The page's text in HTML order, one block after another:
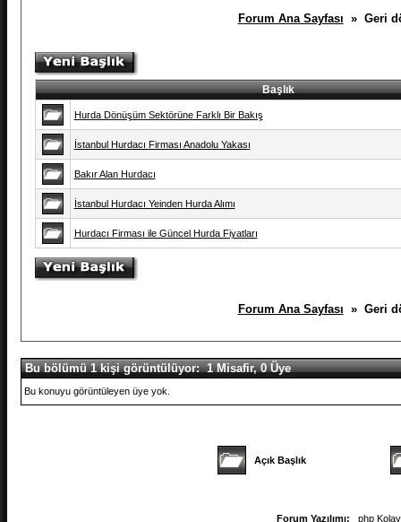
Forum Ana Sayfası » Geri
Başlık
Hurda Dönüşüm Sektörüne Farklı Bir Bakış
İstanbul Hurdacı Firması Anadolu Yakası
Bakır Alan Hurdacı
İstanbul Hurdacı Yeinden Hurda Alımı
Hurdacı Firması ile Güncel Hurda Fiyatları
Forum Ana Sayfası » Geri
Bu bölümü 1 kişi görüntülüyor: 1 Misafir, 0 Üye
Bu konuyu görüntüleyen üye yok.
Açık Başlık
Forum Yazılımı: php